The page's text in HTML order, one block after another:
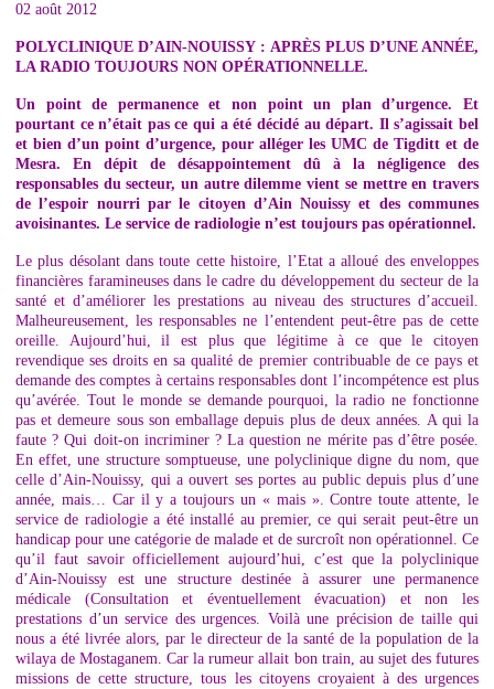
02 août 2012
POLYCLINIQUE D’AIN-NOUISSY : APRÈS PLUS D’UNE ANNÉE,
LA RADIO TOUJOURS NON OPÉRATIONNELLE.
Un point de permanence et non point un plan d’urgence. Et
pourtant ce n’était pas ce qui a été décidé au départ. Il s’agissait bel
et bien d’un point d’urgence, pour alléger les UMC de Tigditt et de
Mesra. En dépit de désappointement dû à la négligence des
responsables du secteur, un autre dilemme vient se mettre en travers
de l’espoir nourri par le citoyen d’Ain Nouissy et des communes
avoisinantes. Le service de radiologie n’est toujours pas opérationnel.
Le plus désolant dans toute cette histoire, l’Etat a alloué des enveloppes
financières faramineuses dans le cadre du développement du secteur de la
santé et d’améliorer les prestations au niveau des structures d’accueil.
Malheureusement, les responsables ne l’entendent peut-être pas de cette
oreille. Aujourd’hui, il est plus que légitime à ce que le citoyen
revendique ses droits en sa qualité de premier contribuable de ce pays et
demande des comptes à certains responsables dont l’incompétence est plus
qu’avérée. Tout le monde se demande pourquoi, la radio ne fonctionne
pas et demeure sous son emballage depuis plus de deux années. A qui la
faute ? Qui doit-on incriminer ? La question ne mérite pas d’être posée.
En effet, une structure somptueuse, une polyclinique digne du nom, que
celle d’Ain-Nouissy, qui a ouvert ses portes au public depuis plus d’une
année, mais… Car il y a toujours un « mais ». Contre toute attente, le
service de radiologie a été installé au premier, ce qui serait peut-être un
handicap pour une catégorie de malade et de surcroît non opérationnel. Ce
qu’il faut savoir officiellement aujourd’hui, c’est que la polyclinique
d’Ain-Nouissy est une structure destinée à assurer une permanence
médicale (Consultation et éventuellement évacuation) et non les
prestations d’un service des urgences. Voilà une précision de taille qui
nous a été livrée alors, par le directeur de la santé de la population de la
wilaya de Mostaganem. Car la rumeur allait bon train, au sujet des futures
missions de cette structure, tous les citoyens croyaient à des urgences